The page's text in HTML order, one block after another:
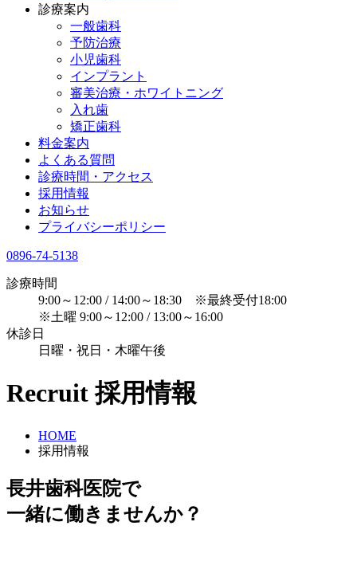
診療案内
一般歯科
予防治療
小児歯科
インプラント
審美治療・ホワイトニング
入れ歯
矯正歯科
料金案内
よくある質問
診療時間・アクセス
採用情報
お知らせ
プライバシーポリシー
0896-74-5138
診療時間
9:00～12:00 / 14:00～18:30 ※最終受付18:00
※土曜 9:00～12:00 / 13:00～16:00
休診日
日曜・祝日・木曜午後
Recruit採用情報
HOME
採用情報
長井歯科医院で
一緒に働きませんか？